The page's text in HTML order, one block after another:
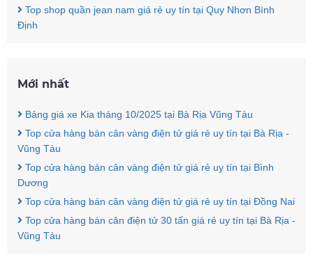
Top shop quần jean nam giá rẻ uy tín tại Quy Nhơn Bình
Định
Mới nhất
Bảng giá xe Kia tháng 10/2025 tại Bà Rịa Vũng Tàu
Top cửa hàng bán cân vàng điện tử giá rẻ uy tín tại Bà Rịa -
Vũng Tàu
Top cửa hàng bán cân vàng điện tử giá rẻ uy tín tại Bình
Dương
Top cửa hàng bán cân vàng điện tử giá rẻ uy tín tại Đồng Nai
Top cửa hàng bán cân điện tử 30 tấn giá rẻ uy tín tại Bà Rịa -
Vũng Tàu